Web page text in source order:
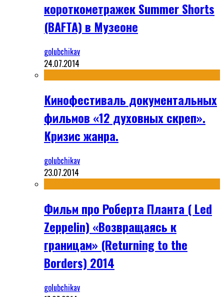
короткометражек Summer Shorts
(BAFTA) в Музеоне
golubchikav
24.07.2014
Кинофестиваль документальных
фильмов «12 духовных скреп».
Кризис жанра.
golubchikav
23.07.2014
Фильм про Роберта Планта ( Led
Zeppelin) «Возвращаясь к
границам» (Returning to the
Borders) 2014
golubchikav